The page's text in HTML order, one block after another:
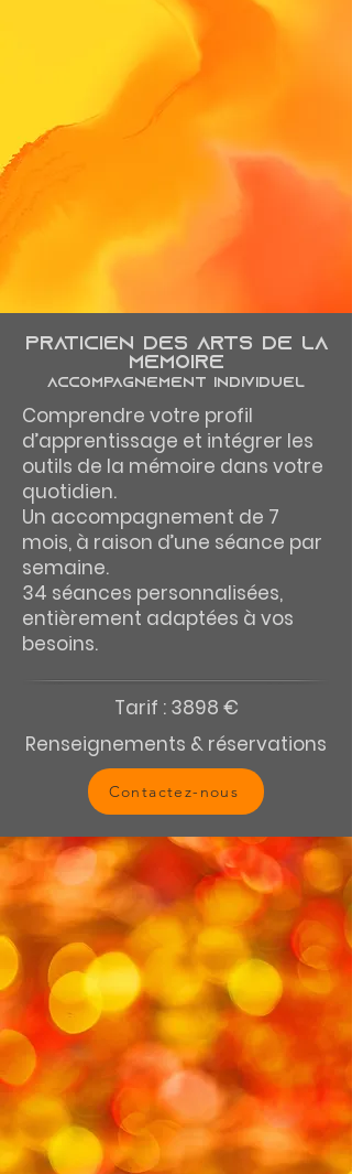
Praticien des arts de la
mémoire
accompagnement individuel
Comprendre votre profil
d’apprentissage et intégrer les
outils de la mémoire dans votre
quotidien.
Un accompagnement de 7
mois, à raison d’une séance par
semaine.
34 séances personnalisées,
entièrement adaptées à vos
besoins.
Tarif : 3898 €
Renseignements & réservations
Contactez-nous